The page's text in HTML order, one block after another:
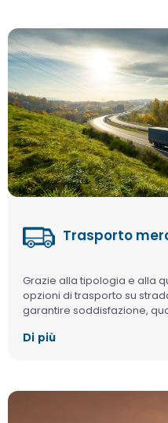
Trasporto
Grazie alla tipologia e alla
opzioni di trasporto su
garantire soddisfazione,
Di più